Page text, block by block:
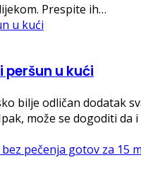
Prespite ih…
u kući
bilje odličan dodatak
može se dogoditi